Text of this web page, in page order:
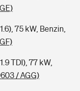
75 kW, Benzin,
TDI), 77 kW,
/ AGG)